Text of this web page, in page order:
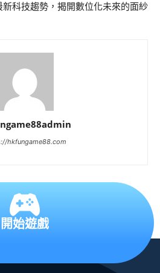
新科技趨勢，揭開數位化未來的面紗
hkfungame88.com
開始遊戲